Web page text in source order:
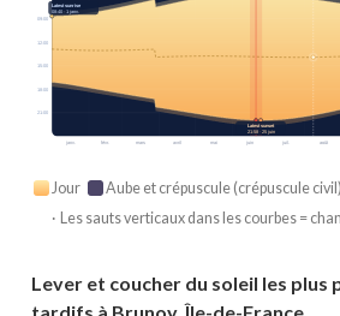
janv. févr. mars avril mai juin juil. août
09:00
12:00
15:00
18:00
21:00
Latest sunrise
08:40 · 1 janv.
Latest sunset
21:58 · 25 juin
Jour Aube et crépuscule (crépuscule civil)
· Les sauts verticaux dans les courbes =
Lever et coucher du soleil les plus
tardifs à Brunoy, Île-de-France